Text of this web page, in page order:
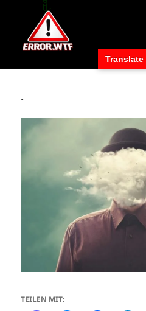
.
TEILEN MIT:
Translate